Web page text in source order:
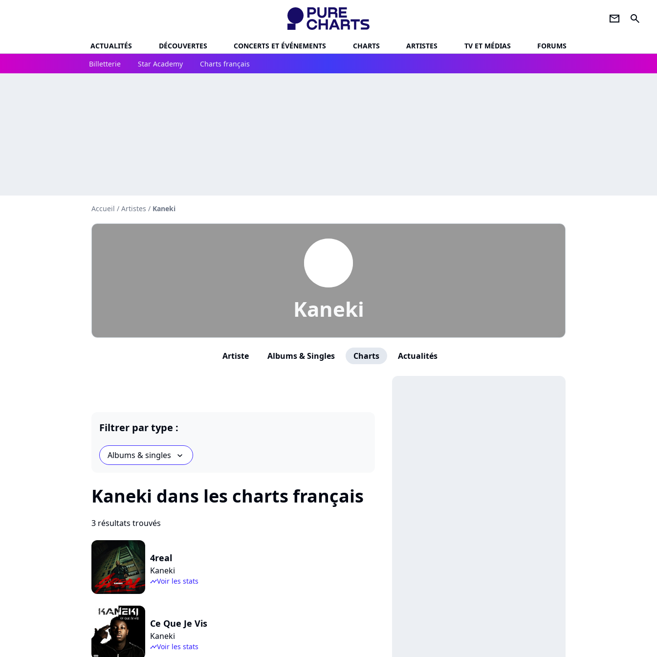
newsletter search
ACTUALITÉS DÉCOUVERTES CONCERTS ET ÉVÉNEMENTS CHARTS ARTISTES TV ET MÉDIAS
FORUMS
Billetterie
Star Academy Charts français
Accueil / Artistes / Kaneki
Kaneki
Artiste Albums & Singles Charts Actualités
Filtrer par type :
Albums & singles chevron_bot
Kaneki dans les charts français
3 résultats trouvés
4real
Kaneki
timelineVoir les stats
Ce Que Je Vis
Kaneki
timelineVoir les stats